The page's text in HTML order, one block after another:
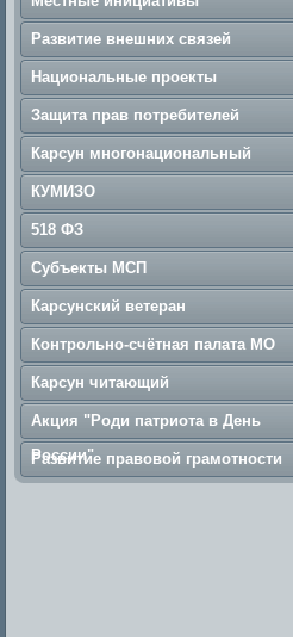
Развитие внешних связей
Национальные проекты
Защита прав потребителей
Карсун многонациональный
КУМИЗО
518 ФЗ
Субъекты МСП
Карсунский ветеран
Контрольно-счётная палата МО
Карсун читающий
Акция "Роди патриота в День
России"
Развитие правовой грамотности